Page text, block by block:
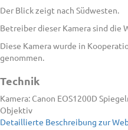
Der Blick zeigt nach Südwesten.
Betreiber dieser Kamera sind die
Diese Kamera wurde in
genommen.
Technik
Kamera: Canon EOS1200D
Objektiv
Detaillierte Beschreibung zur